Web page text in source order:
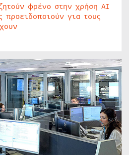
φρένο στην χρήση AI
προειδοποιούν για τους